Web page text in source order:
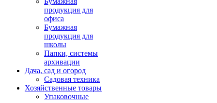
продукция для
офиса
Бумажная
продукция для
школы
Папки, системы
архивации
Дача, сад и огород
Садовая техника
Хозяйственные товары
Упаковочные